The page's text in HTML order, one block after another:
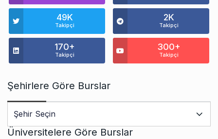
49K
Takipçi
2K
Takipçi
170+
Takipçi
300+
Takipçi
Şehirlere Göre Burslar
Üniversitelere Göre Burslar